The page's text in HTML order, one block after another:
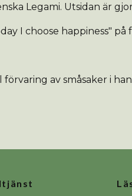
Legami. Utsidan är
I choose happiness" på
av småsaker i